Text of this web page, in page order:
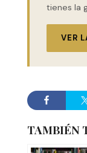
tienes la
VER
TAMBIÉN